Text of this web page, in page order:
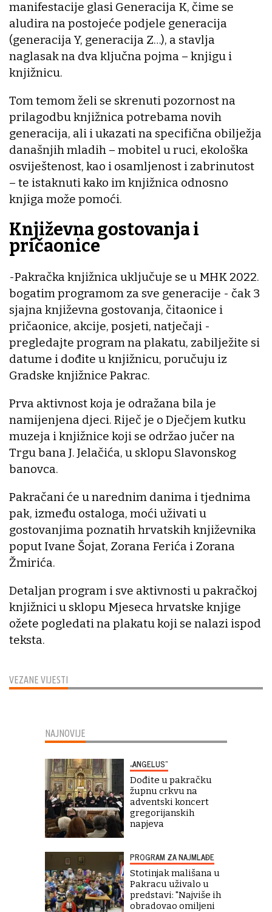
VEZANE VIJESTI
manifestacije glasi Generacija K, čime se
aludira na postojeće podjele generacija
(generacija Y, generacija Z…), a stavlja
naglasak na dva ključna pojma – knjigu i
knjižnicu.
Tom temom želi se skrenuti pozornost na
prilagodbu knjižnica potrebama novih
generacija, ali i ukazati na specifična obilježja
današnjih mladih – mobitel u ruci, ekološka
osviještenost, kao i osamljenost i zabrinutost
– te istaknuti kako im knjižnica odnosno
knjiga može pomoći.
Književna gostovanja i
pričaonice
-Pakračka knjižnica uključuje se u MHK 2022.
bogatim programom za sve generacije - čak 3
sjajna književna gostovanja, čitaonice i
pričaonice, akcije, posjeti, natječaji -
pregledajte program na plakatu, zabilježite si
datume i dođite u knjižnicu, poručuju iz
Gradske knjižnice Pakrac.
Prva aktivnost koja je odražana bila je
namijenjena djeci. Riječ je o Dječjem kutku
muzeja i knjižnice koji se održao jučer na
Trgu bana J. Jelačića, u sklopu Slavonskog
banovca.
Pakračani će u narednim danima i tjednima
pak, između ostaloga, moći uživati u
gostovanjima poznatih hrvatskih književnika
poput Ivane Šojat, Zorana Ferića i Zorana
Žmirića.
Detaljan program i sve aktivnosti u pakračkoj
knjižnici u sklopu Mjeseca hrvatske knjige
ožete pogledati na plakatu koji se nalazi ispod
teksta.
NAJNOVIJE
„ANGELUS“
Dođite u pakračku
župnu crkvu na
adventski koncert
gregorijanskih
napjeva
PROGRAM ZA NAJMLAĐE
Stotinjak mališana u
Pakracu uživalo u
predstavi: "Najviše ih
obradovao omiljeni